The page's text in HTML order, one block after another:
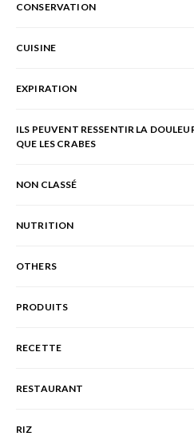
CONSERVATION
CUISINE
EXPIRATION
ILS PEUVENT RESSENTIR LA
QUE LES CRABES
NON CLASSÉ
NUTRITION
OTHERS
PRODUITS
RECETTE
RESTAURANT
RIZ